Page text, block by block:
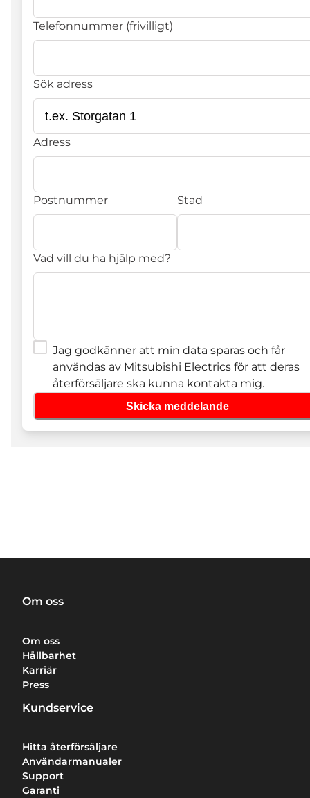
Telefonnummer (frivilligt)
Sök adress
Adress
Postnummer Stad
Vad vill du ha hjälp med?
Jag godkänner att min data sparas och får
användas av Mitsubishi Electrics för att deras
återförsäljare ska kunna kontakta mig.
Skicka meddelande
Om oss
Om oss
Hållbarhet
Karriär
Press
Kundservice
Hitta återförsäljare
Användarmanualer
Support
Garanti